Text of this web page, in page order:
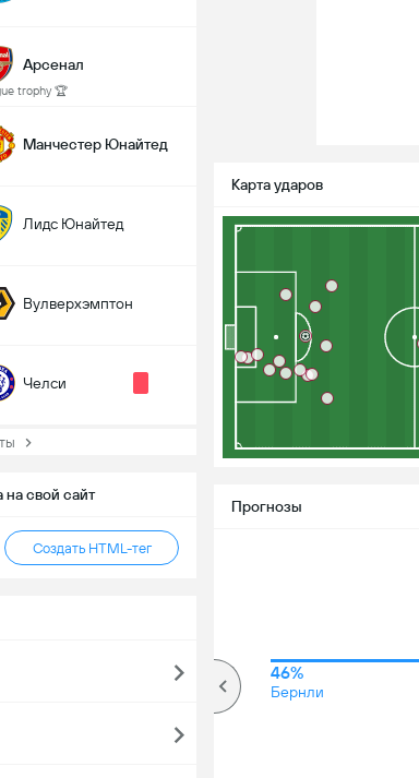
trophy 🏆
Арсенал
Манчестер Юнайтед
Лидс Юнайтед
Вулверхэмптон
Челси
на свой сайт
Создать HTML-тег
Карта ударов
Прогнозы
46%
Бернли